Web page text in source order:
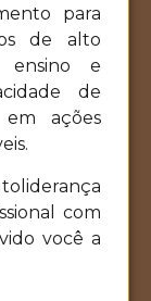
para
de alto
ensino e
de
ações
com
você a